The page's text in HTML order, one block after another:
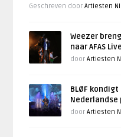
Geschreven doorArtiesten
Weezer
naar AFAS
doorArtiesten
BLØF
Nederlandse
doorArtiesten